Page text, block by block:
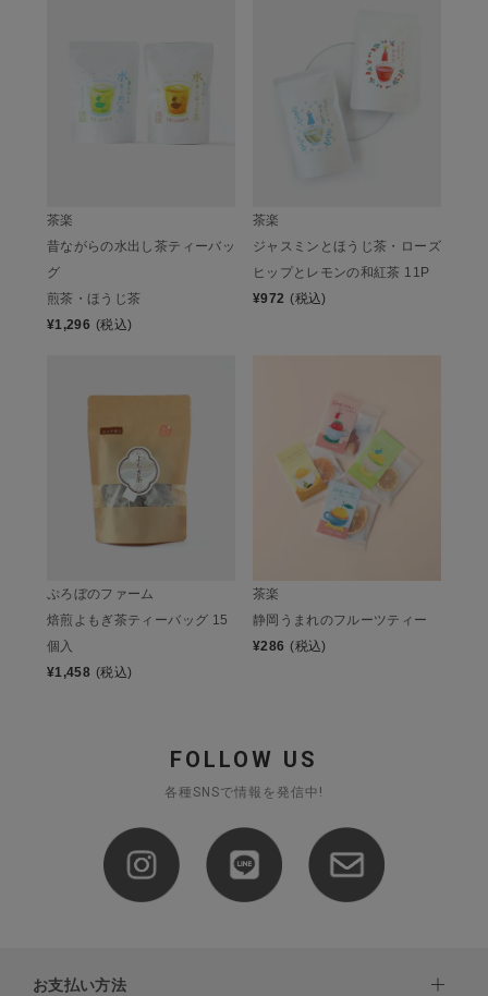
茶楽
昔ながらの水出し茶ティーバッ
グ
煎茶・ほうじ茶
¥1,296 (税込)
茶楽
ジャスミンとほうじ茶・ローズ
ヒップとレモンの和紅茶 11P
¥972 (税込)
ぷろぼのファーム
焙煎よもぎ茶ティーバッグ 15
個入
¥1,458 (税込)
茶楽
静岡うまれのフルーツティー
¥286 (税込)
FOLLOW US
各種SNSで情報を発信中!
お支払い方法